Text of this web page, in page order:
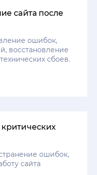
сайта после
ошибок,
восстановление
сбоев.
ошибок,
сайта